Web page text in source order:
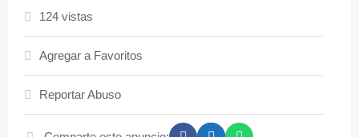
124 vistas
Agregar a Favoritos
Reportar Abuso